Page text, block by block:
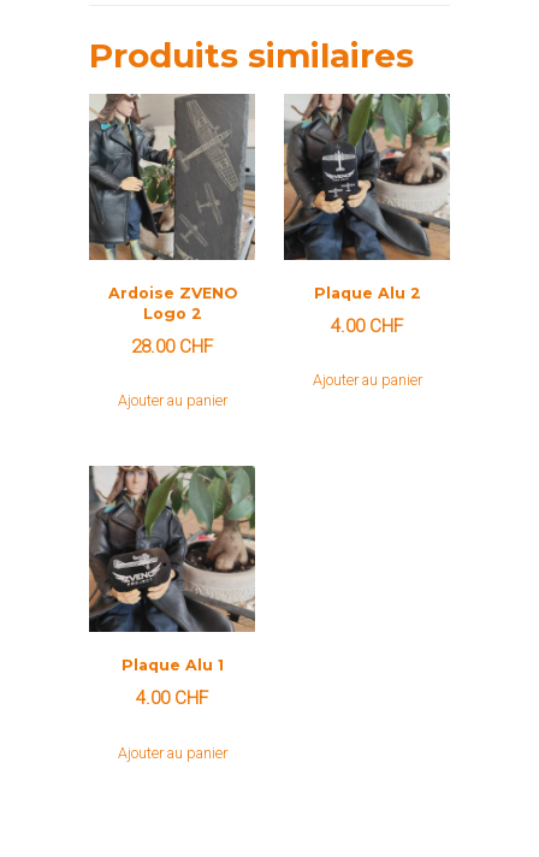
Produits similaires
Ardoise ZVENO
Logo 2
28.00 CHF
Ajouter au panier
Plaque Alu 2
4.00 CHF
Ajouter au panier
Plaque Alu 1
4.00 CHF
Ajouter au panier